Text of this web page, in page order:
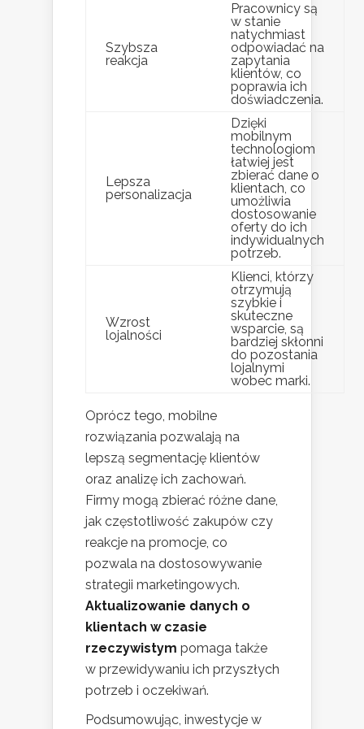
Szybsza
reakcja
Pracownicy są
w stanie
natychmiast
odpowiadać na
zapytania
klientów, co
poprawia ich
doświadczenia.
Lepsza
personalizacja
Dzięki
mobilnym
technologiom
łatwiej jest
zbierać dane o
klientach, co
umożliwia
dostosowanie
oferty do ich
indywidualnych
potrzeb.
Wzrost
lojalności
Klienci, którzy
otrzymują
szybkie i
skuteczne
wsparcie, są
bardziej skłonni
do pozostania
lojalnymi
wobec marki.
Oprócz tego, mobilne
rozwiązania pozwalają na
lepszą segmentację klientów
oraz analizę ich zachowań.
Firmy mogą zbierać różne dane,
jak częstotliwość zakupów czy
reakcje na promocje, co
pozwala na dostosowywanie
strategii marketingowych.
Aktualizowanie danych o
klientach w czasie
rzeczywistym pomaga także
w przewidywaniu ich przyszłych
potrzeb i oczekiwań.
Podsumowując, inwestycje w